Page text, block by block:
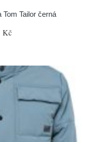
Tom Tailor černá
Kč